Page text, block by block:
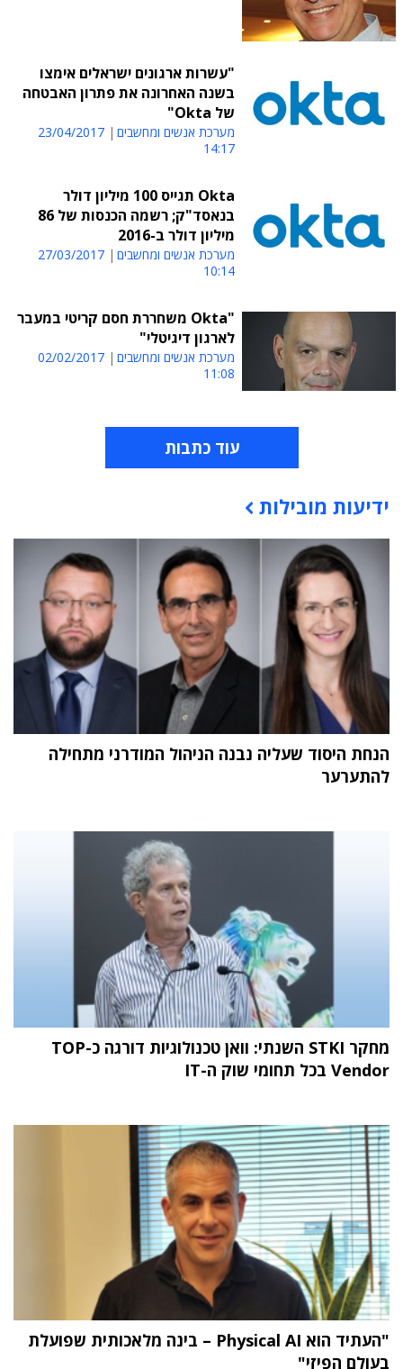
"עשרות ארגונים ישראלים אימצו
בשנה האחרונה את פתרון האבטחה
של Okta"
מערכת אנשים ומחשבים
23/04/2017
14:17
Okta תגייס 100 מיליון דולר
בנאסד"ק; רשמה הכנסות של 86
מיליון דולר ב-2016
מערכת אנשים ומחשבים
27/03/2017
10:14
"Okta משחררת חסם קריטי במעבר
לארגון דיגיטלי"
מערכת אנשים ומחשבים
02/02/2017
11:08
עוד כתבות
תוכן פרסומי
ידיעות מובילות
הנחת היסוד שעליה נבנה הניהול המודרני מתחילה
להתערער
מחקר STKI השנתי: וואן טכנולוגיות דורגה כ-TOP
Vendor בכל תחומי שוק ה-IT
"העתיד הוא Physical AI – בינה מלאכותית שפועלת
בעולם הפיזי"